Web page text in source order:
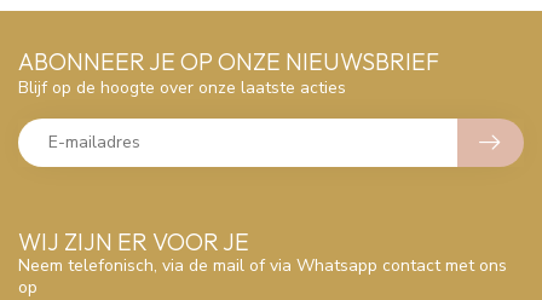
WIJ ZIJN ER VOOR JE
Neem telefonisch, via de mail of via Whatsapp contact met ons
op
ABONNEER JE OP ONZE NIEUWSBRIEF
Blijf op de hoogte over onze laatste acties